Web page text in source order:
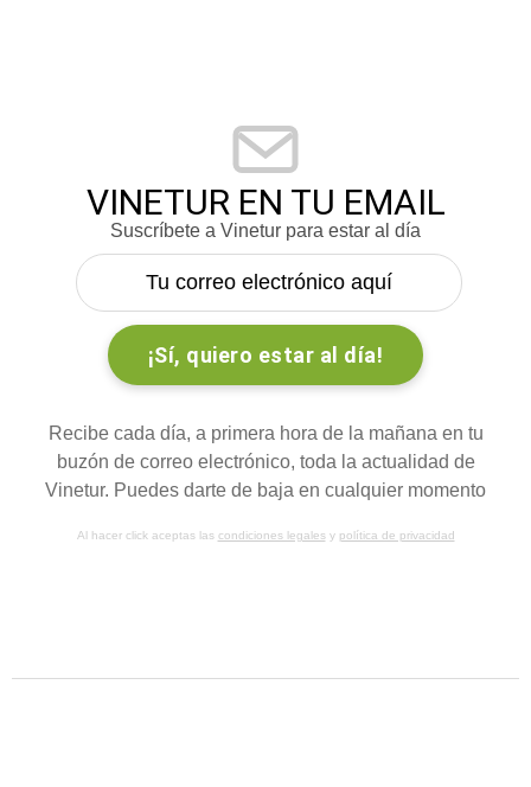
VINETUR EN TU EMAIL
Suscríbete a Vinetur para estar al día
Recibe cada día, a primera hora de la mañana en tu
buzón de correo electrónico, toda la actualidad de
Vinetur. Puedes darte de baja en cualquier momento
Al hacer click aceptas las condiciones legalesy política de privacidad